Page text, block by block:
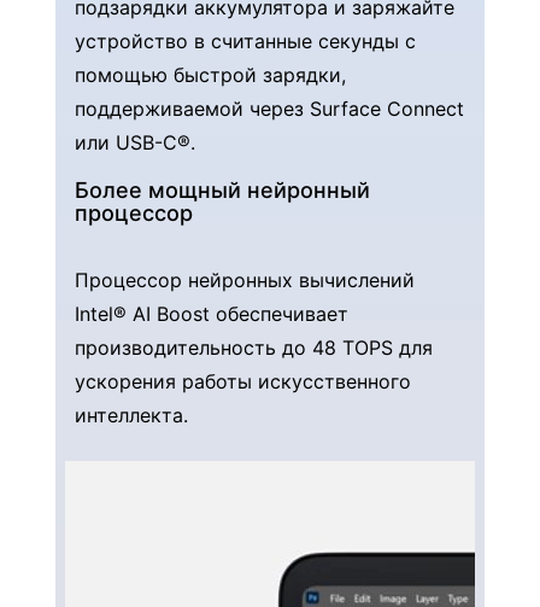
подзарядки аккумулятора и заряжайте
устройство в считанные секунды с
помощью быстрой зарядки,
поддерживаемой через Surface Connect
или USB-C®.
Более мощный нейронный
процессор
Процессор нейронных вычислений
Intel® AI Boost обеспечивает
производительность до 48 TOPS для
ускорения работы искусственного
интеллекта.